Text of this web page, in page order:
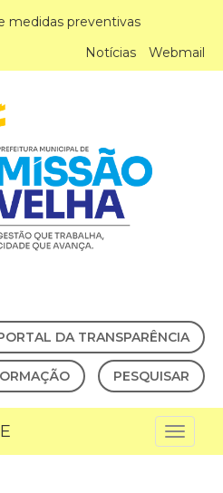
medidas preventivas
Notícias
Webmail
DA TRANSPARÊNCIA
PESQUISAR